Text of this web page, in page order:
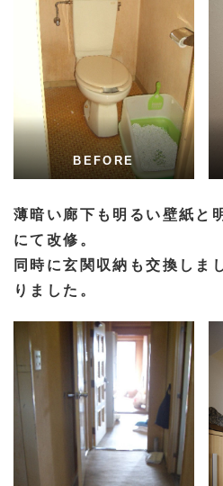
BEFORE
薄暗い廊下も明るい壁紙と
にて改修。
同時に玄関収納も交換しま
りました。